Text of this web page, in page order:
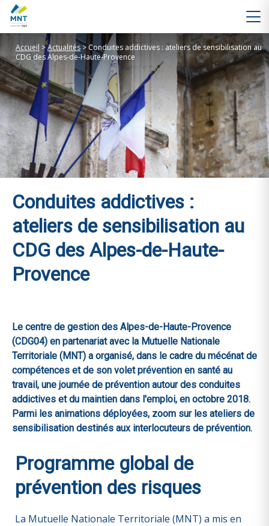
Accueil >Actualités> Conduites addictives : ateliers de sensibilisation au
CDG des Alpes-de-Haute-Provence
Conduites addictives :
ateliers de sensibilisation au
CDG des Alpes-de-Haute-
Provence
Le centre de gestion des Alpes-de-Haute-Provence
(CDG04) en partenariat avec la Mutuelle Nationale
Territoriale (MNT) a organisé, dans le cadre du mécénat de
compétences et de son volet prévention en santé au
travail, une journée de prévention autour des conduites
addictives et du maintien dans l'emploi, en octobre 2018.
Parmi les animations déployées, zoom sur les ateliers de
sensibilisation destinés aux interlocuteurs de prévention.
Programme global de
prévention des risques
La Mutuelle Nationale Territoriale (MNT) a mis en